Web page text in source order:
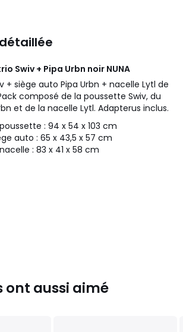
Swiv + Pipa Urbn noir NUNA
+ siège auto Pipa Urbn + nacelle Lytl de
composé de la poussette Swiv, du
et de la nacelle Lytl. Adapterus inclus.
: 94 x 54 x 103 cm
auto : 65 x 43,5 x 57 cm
: 83 x 41 x 58 cm
ont aussi aimé